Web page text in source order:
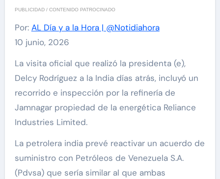
PUBLICIDAD / CONTENIDO PATROCINADO
Por: AL Día y a la Hora | @Notidiahora
10 junio, 2026
La visita oficial que realizó la presidenta (e),
Delcy Rodríguez a la India días atrás, incluyó un
recorrido e inspección por la refinería de
Jamnagar propiedad de la energética Reliance
Industries Limited.
La petrolera india prevé reactivar un acuerdo de
suministro con Petróleos de Venezuela S.A.
(Pdvsa) que sería similar al que ambas